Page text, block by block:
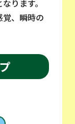
ります。
、瞬時の